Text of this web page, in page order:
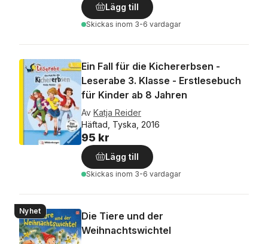
Lägg till
Skickas inom 3-6 vardagar
Ein Fall für die Kichererbsen -
Leserabe 3. Klasse - Erstlesebuch
für Kinder ab 8 Jahren
Av Katja Reider
Häftad, Tyska, 2016
95 kr
Lägg till
Skickas inom 3-6 vardagar
Nyhet
Die Tiere und der
Weihnachtswichtel